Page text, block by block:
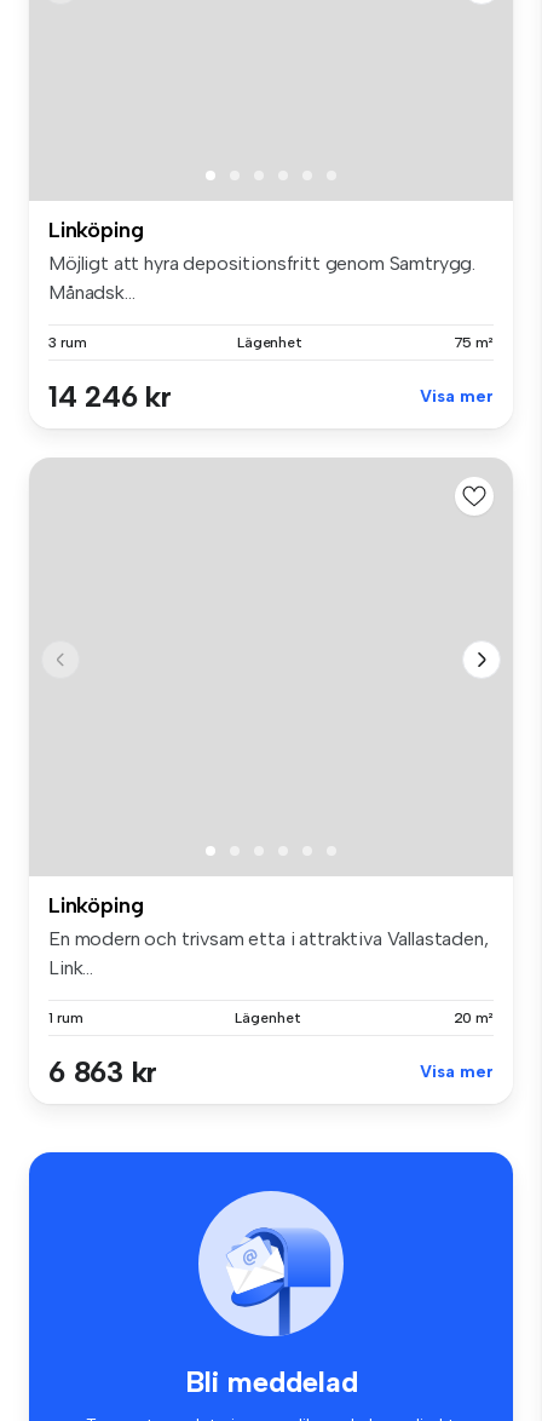
Linköping
Möjligt att hyra depositionsfritt genom Samtrygg.
Månadsk...
3 rum Lägenhet 75 m²
14 246 kr Visa mer
Linköping
En modern och trivsam etta i attraktiva Vallastaden,
Link...
1 rum Lägenhet 20 m²
6 863 kr Visa mer
Bli meddelad